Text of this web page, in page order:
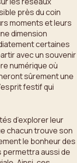
près du coin
moments et leurs
dimension
certaines
avec un souvenir
numérique où
sûrement une
festif qui
d’explorer leur
chacun trouve son
le bonheur des
aussi de